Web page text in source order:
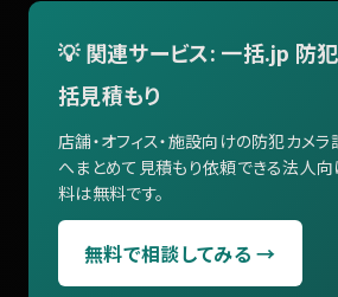
💡 関連サービス: 一括.jp 防
括見積もり
店舗・オフィス・施設向けの防犯カメ
へまとめて見積もり依頼できる法人向
料は無料です。
無料で相談してみる →